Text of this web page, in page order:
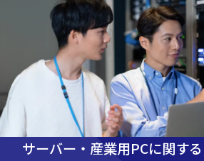
サーバー・産業用PCに関す